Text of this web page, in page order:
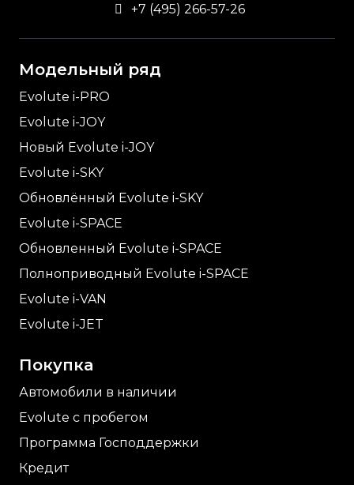
+7 (495) 266-57-26
Модельный ряд
Evolute i- PRO
Evolute i-JOY
Новый Evolute i-JOY
Evolute i-SKY
Обновлённый Evolute i-SKY
Evolute i-SPACE
Обновленный Evolute i-SPACE
Полноприводный Evolute i-SPACE
Evolute i-VAN
Evolute i-JET
Покупка
Автомобили в наличии
Evolute с пробегом
Программа Господдержки
Кредит